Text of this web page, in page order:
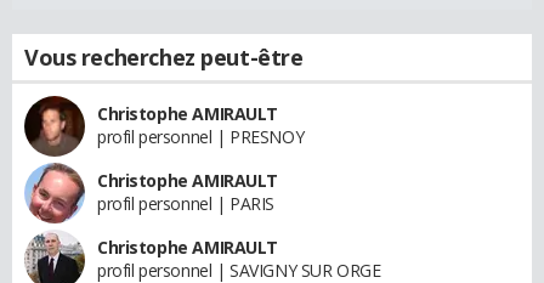
Vous recherchez peut-être
Christophe AMIRAULT
profil personnel | PRESNOY
Christophe AMIRAULT
profil personnel | PARIS
Christophe AMIRAULT
profil personnel | SAVIGNY SUR ORGE